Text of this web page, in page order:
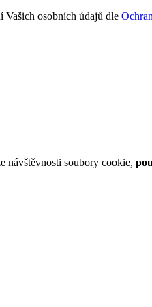
Vašich osobních údajů dle
návštěvnosti soubory cookie,